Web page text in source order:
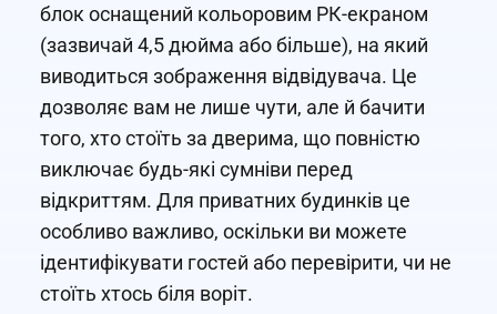
блок оснащений кольоровим РК-екраном
(зазвичай 4,5 дюйма або більше), на який
виводиться зображення відвідувача. Це
дозволяє вам не лише чути, але й бачити
того, хто стоїть за дверима, що повністю
виключає будь-які сумніви перед
відкриттям. Для приватних будинків це
особливо важливо, оскільки ви можете
ідентифікувати гостей або перевірити, чи не
стоїть хтось біля воріт.